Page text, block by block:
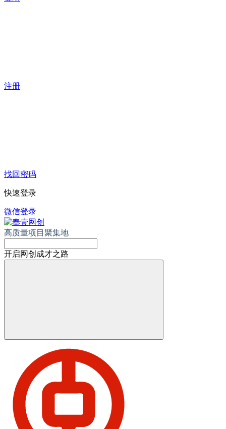
注册
找回密码
快速登录
微信登录
高质量项目聚集地
开启网创成才之路